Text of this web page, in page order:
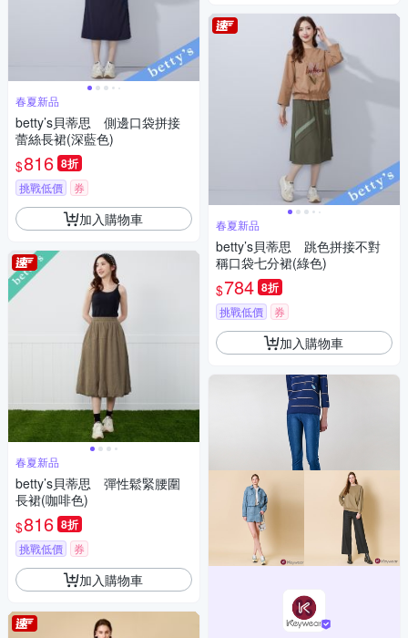
春夏新品
betty’s貝蒂思 側邊口袋拼接
蕾絲長裙(深藍色)
$816 8折
挑戰低價 券
加入購物車
春夏新品
betty’s貝蒂思 彈性鬆緊腰圍
長裙(咖啡色)
$816 8折
挑戰低價 券
加入購物車
春夏新品
betty’s貝蒂思 跳色拼接不對
稱口袋七分裙(綠色)
$784 8折
挑戰低價 券
加入購物車